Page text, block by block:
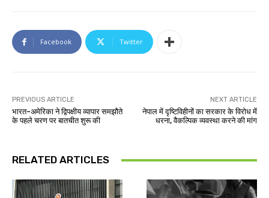
Facebook Twitter
PREVIOUS ARTICLE
भारत-अमेरिका ने द्विपक्षीय व्यापार समझौते
के पहले चरण पर बातचीत शुरू की
NEXT ARTICLE
नेपाल में दृष्टिविहीनों का सरकार के विरोध में
धरना, वैकल्पिक व्यवस्था करने की मांग
RELATED ARTICLES